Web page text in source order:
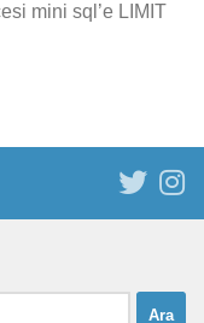
mini sql’e LIMIT